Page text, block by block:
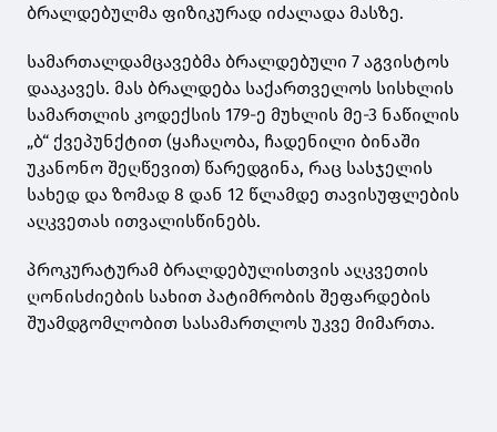
ბრალდებულმა ფიზიკურად იძალადა მასზე.
სამართალდამცავებმა ბრალდებული 7 აგვისტოს
დააკავეს. მას ბრალდება საქართველოს სისხლის
სამართლის კოდექსის 179-ე მუხლის მე-3 ნაწილის
„ბ“ ქვეპუნქტით (ყაჩაღობა, ჩადენილი ბინაში
უკანონო შეღწევით) წარედგინა, რაც სასჯელის
სახედ და ზომად 8 დან 12 წლამდე თავისუფლების
აღკვეთას ითვალისწინებს.
პროკურატურამ ბრალდებულისთვის აღკვეთის
ღონისძიების სახით პატიმრობის შეფარდების
შუამდგომლობით სასამართლოს უკვე მიმართა.